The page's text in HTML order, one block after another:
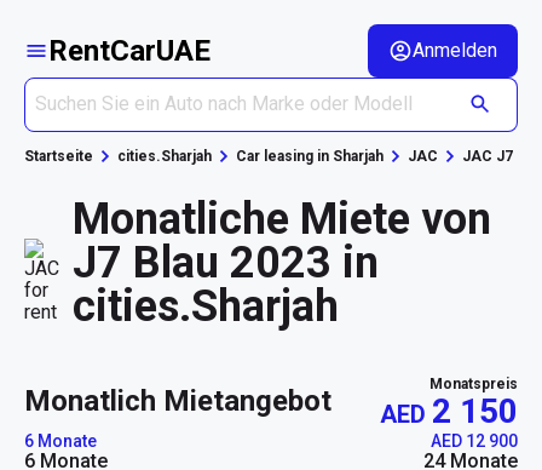
RentCarUAE Anmelden
Startseite cities.Sharjah Car leasing in Sharjah JAC JAC J7
Monatliche Miete von
J7 Blau 2023 in
cities.Sharjah
monatlich Mietangebot Monatspreis
AED 2 150
6 Monate AED 12 900
6 Monate 24 Monate